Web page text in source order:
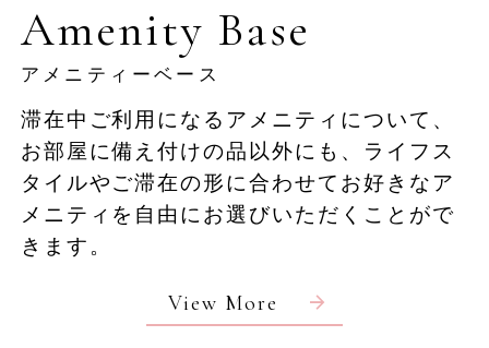
Amenity Base
アメニティーベース
滞在中ご利用になるアメニティについて、
お部屋に備え付けの品以外にも、ライフス
タイルやご滞在の形に合わせてお好きなア
メニティを自由にお選びいただくことがで
きます。
View More